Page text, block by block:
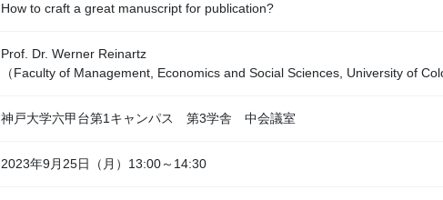
How to craft a great manuscript for publication?
Prof. Dr. Werner Reinartz
（Faculty of Management, Economics and Social Sciences, University of
神戸大学六甲台第1キャンパス 第3学舎 中会議室
2023年9月25日（月）13:00～14:30